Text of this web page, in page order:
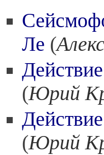
Ле (
(Юрий
(Юрий